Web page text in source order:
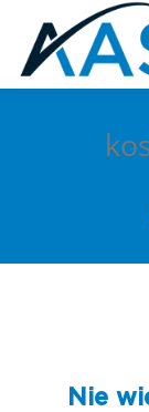
springen
Nie